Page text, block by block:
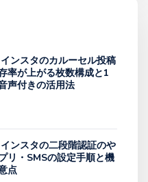
インスタのカルーセル投稿
率が上がる枚数構成と1
声付きの活用法
インスタの二段階認証のや
リ・SMSの設定手順と機
点